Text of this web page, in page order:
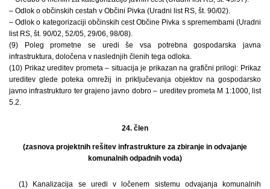
– Odlok o občinskih cestah v Občini Pivka (Uradni list RS, št. 90/02).
– Odlok o kategorizaciji občinskih cest Občine Pivka s spremembami (Uradni
list RS, št. 90/02, 52/05, 29/06, 98/08).
(9) Poleg prometne se uredi še vsa potrebna gospodarska javna
infrastruktura, določena v naslednjih členih tega odloka.
(10) Prikaz ureditev prometa – situacija je prikazan na grafični prilogi: Prikaz
ureditev glede poteka omrežij in priključevanja objektov na gospodarsko
javno infrastrukturo ter grajeno javno dobro – ureditev prometa M 1:1000, list
5.2.
24. člen
(zasnova projektnih rešitev infrastrukture za zbiranje in odvajanje
komunalnih odpadnih voda)
(1) Kanalizacija se uredi v ločenem sistemu odvajanja komunalnih